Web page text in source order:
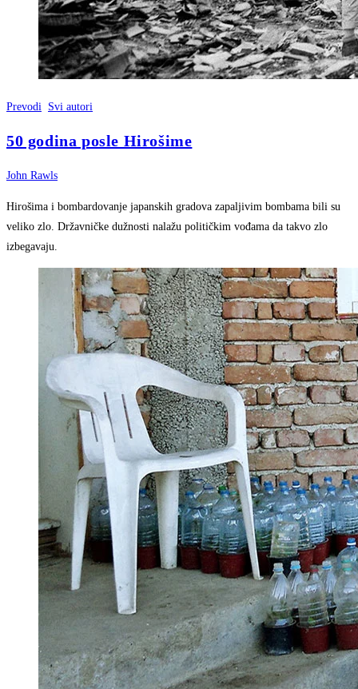
Prevodi Svi autori
50 godina posle Hirošime
John Rawls
Hirošima i bombardovanje japanskih gradova zapaljivim bombama bili su
veliko zlo. Državničke dužnosti nalažu političkim vođama da takvo zlo
izbegavaju.